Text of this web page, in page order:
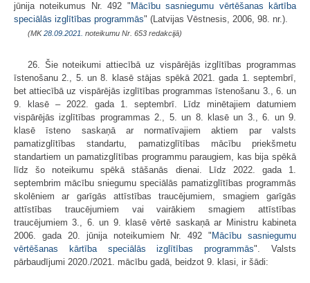
jūnija noteikumus Nr. 492 " Mācību sasniegumu vērtēšanas kārtība
speciālās izglītības programmās" (Latvijas Vēstnesis, 2006, 98. nr.).
(MK28.09.2021. noteikumu Nr. 653 redakcijā)
26. Šie noteikumi attiecībā uz vispārējās izglītības programmas
īstenošanu 2., 5. un 8. klasē stājas spēkā 2021. gada 1. septembrī,
bet attiecībā uz vispārējās izglītības programmas īstenošanu 3., 6. un
9. klasē – 2022. gada 1. septembrī. Līdz minētajiem datumiem
vispārējās izglītības programmas 2., 5. un 8. klasē un 3., 6. un 9.
klasē īsteno saskaņā ar normatīvajiem aktiem par valsts
pamatizglītības standartu, pamatizglītības mācību priekšmetu
standartiem un pamatizglītības programmu paraugiem, kas bija spēkā
līdz šo noteikumu spēkā stāšanās dienai. Līdz 2022. gada 1.
septembrim mācību sniegumu speciālās pamatizglītības programmās
skolēniem ar garīgās attīstības traucējumiem, smagiem garīgās
attīstības traucējumiem vai vairākiem smagiem attīstības
traucējumiem 3., 6. un 9. klasē vērtē saskaņā ar Ministru kabineta
2006. gada 20. jūnija noteikumiem Nr. 492 " Mācību sasniegumu
vērtēšanas kārtība speciālās izglītības programmās". Valsts
pārbaudījumi 2020./2021. mācību gadā, beidzot 9. klasi, ir šādi: